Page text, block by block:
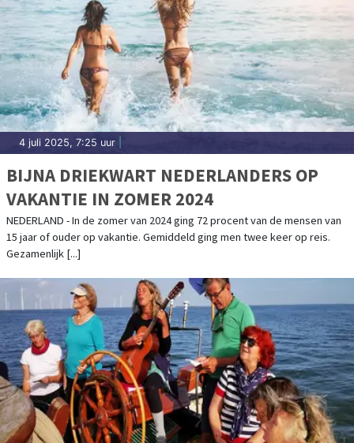
4 juli 2025, 7:25 uur
BIJNA DRIEKWART NEDERLANDERS OP
VAKANTIE IN ZOMER 2024
NEDERLAND - In de zomer van 2024 ging 72 procent van de mensen van
15 jaar of ouder op vakantie. Gemiddeld ging men twee keer op reis.
Gezamenlijk [...]